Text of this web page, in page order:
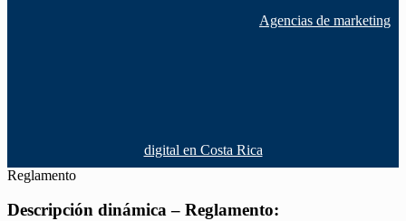
Agencias de marketing
digital en Costa Rica
Reglamento
Descripción dinámica – Reglamento: